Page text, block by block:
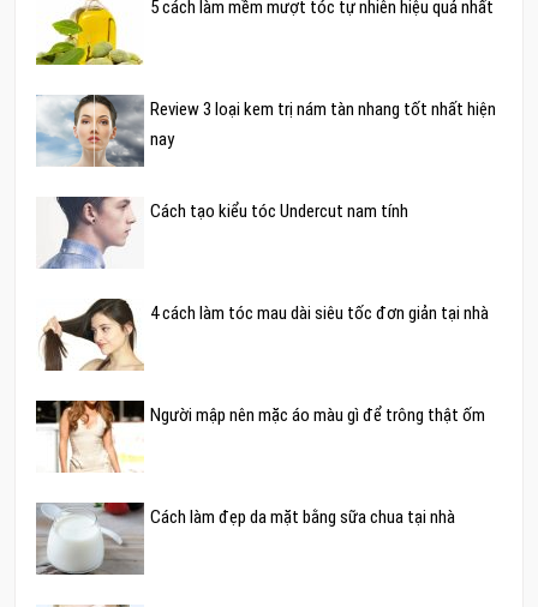
5 cách làm mềm mượt tóc tự nhiên hiệu quả nhất
Review 3 loại kem trị nám tàn nhang tốt nhất hiện
nay
Cách tạo kiểu tóc Undercut nam tính
4 cách làm tóc mau dài siêu tốc đơn giản tại nhà
Người mập nên mặc áo màu gì để trông thật ốm
Cách làm đẹp da mặt bằng sữa chua tại nhà